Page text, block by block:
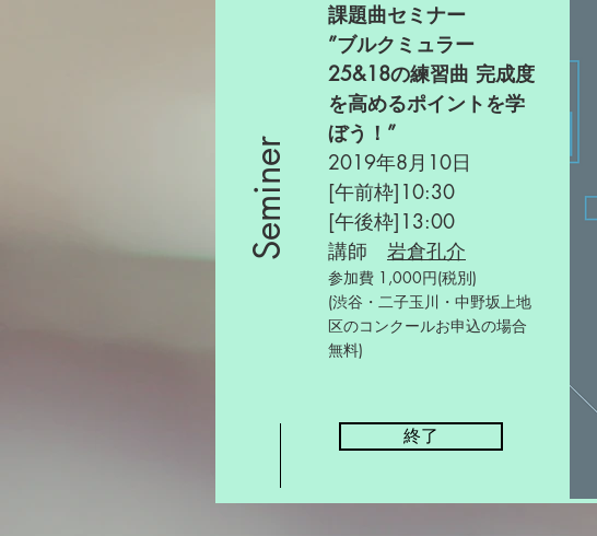
Seminer
課題曲セミナー
”ブルクミュラー
25&18の練習曲 完成度
を高めるポイントを学
ぼう！”
2019年8月10日
[午前枠]10:30
[午後枠]13:00
講師 岩倉孔介
参加費 1,000円(税別)
(渋谷・二子玉川・中野坂上地
区のコンクールお申込の場合
無料)
終了